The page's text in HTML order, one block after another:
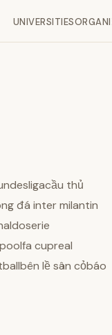
UNIVERSITIES
thủ
đá inter milantin
cupreal
lề sân cỏbáo